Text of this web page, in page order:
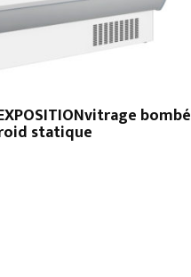
bombé
statique